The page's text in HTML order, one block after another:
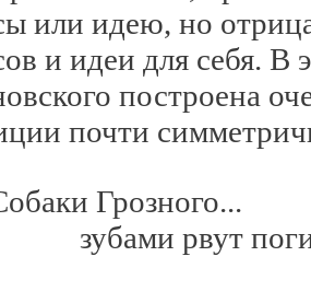
или идею, но
и идеи для себя. В
построена
почти
Грозного...
рвут